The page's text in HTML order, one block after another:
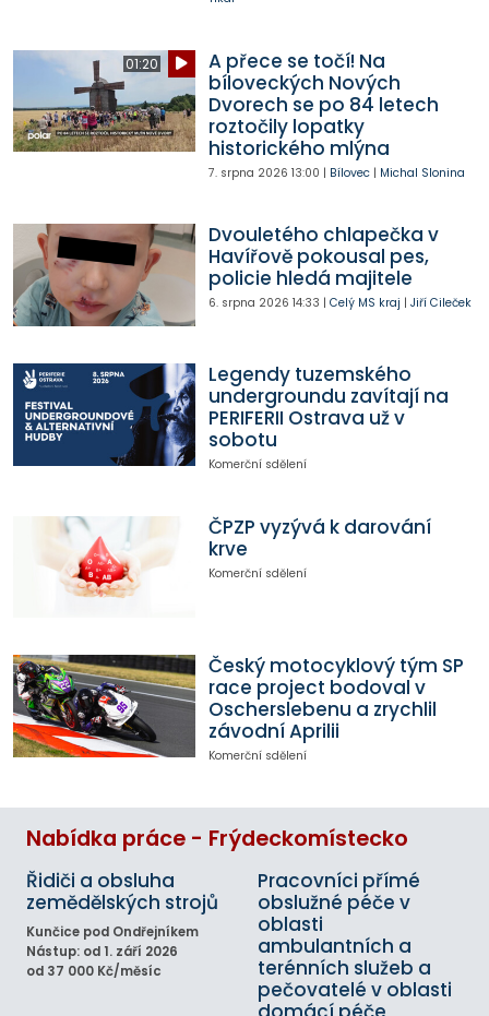
01:20
A přece se točí! Na
bíloveckých Nových
Dvorech se po 84 letech
roztočily lopatky
historického mlýna
7. srpna 2026 13:00 | Bílovec| Michal Slonina
Dvouletého chlapečka v
Havířově pokousal pes,
policie hledá majitele
6. srpna 2026 14:33 | Celý MS kraj | Jiří Cileček
Legendy tuzemského
undergroundu zavítají na
PERIFERII Ostrava už v
sobotu
Komerční sdělení
ČPZP vyzývá k darování
krve
Komerční sdělení
Český motocyklový tým SP
race project bodoval v
Oscherslebenu a zrychlil
závodní Aprilii
Komerční sdělení
Nabídka práce - Frýdeckomístecko
Řidiči a obsluha
zemědělských strojů
Kunčice pod Ondřejníkem
Nástup: od 1. září 2026
od 37 000 Kč/měsíc
Pracovníci přímé
obslužné péče v
oblasti
ambulantních a
terénních služeb a
pečovatelé v oblasti